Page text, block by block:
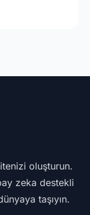
oluşturun.
zeka destekli
taşıyın.